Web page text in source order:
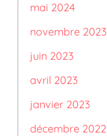
mai 2024
novembre 2023
juin 2023
avril 2023
janvier 2023
décembre 2022